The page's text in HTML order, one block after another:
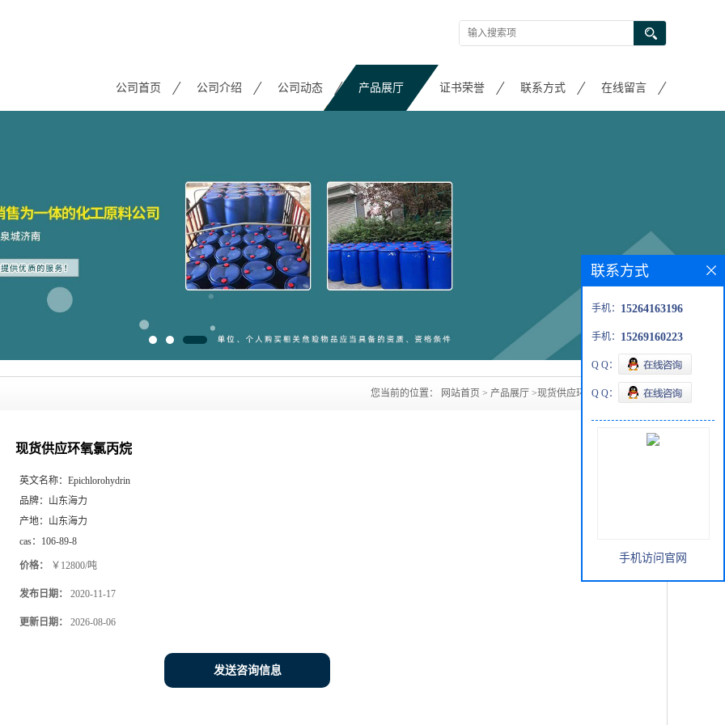
公司首页 公司介绍 公司动态 产品展厅 证书荣誉 联系方式 在线留言
您当前的位置： 网站首页 > 产品展厅 >现货供应环氧氯丙烷
现货供应环氧氯丙烷
英文名称： Epichlorohydrin
品牌： 山东海力
产地： 山东海力
cas： 106-89-8
价格： ￥12800/吨
发布日期： 2020-11-17
更新日期： 2026-08-06
发送咨询信息
联系方式
手机： 15264163196
手机： 15269160223
Q Q：
Q Q：
手机访问官网